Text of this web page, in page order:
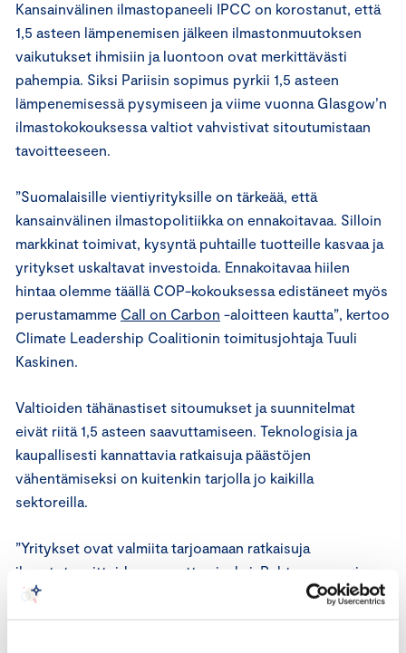
Kansainvälinen ilmastopaneeli IPCC on korostanut, että
1,5 asteen lämpenemisen jälkeen ilmastonmuutoksen
vaikutukset ihmisiin ja luontoon ovat merkittävästi
pahempia. Siksi Pariisin sopimus pyrkii 1,5 asteen
lämpenemisessä pysymiseen ja viime vuonna Glasgow’n
ilmastokokouksessa valtiot vahvistivat sitoutumistaan
tavoitteeseen.
”Suomalaisille vientiyrityksille on tärkeää, että
kansainvälinen ilmastopolitiikka on ennakoitavaa. Silloin
markkinat toimivat, kysyntä puhtaille tuotteille kasvaa ja
yritykset uskaltavat investoida. Ennakoitavaa hiilen
hintaa olemme täällä COP-kokouksessa edistäneet myös
perustamamme Call on Carbon -aloitteen kautta”, kertoo
Climate Leadership Coalitionin toimitusjohtaja Tuuli
Kaskinen.
Valtioiden tähänastiset sitoumukset ja suunnitelmat
eivät riitä 1,5 asteen saavuttamiseen. Teknologisia ja
kaupallisesti kannattavia ratkaisuja päästöjen
vähentämiseksi on kuitenkin tarjolla jo kaikilla
sektoreilla.
”Yritykset ovat valmiita tarjoamaan ratkaisuja
ilmastotavoitteiden saavuttamiseksi. Puhtaan energian
tuotanto, energiatehokkuus, kiertotalous ja vähähiilinen
teollisuus tuovat suuria kasvun ja investointien